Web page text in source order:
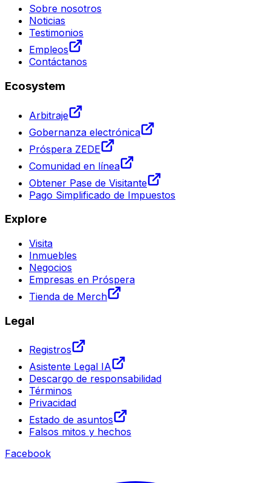
Sobre nosotros
Noticias
Testimonios
Empleos
Contáctanos
Ecosystem
Arbitraje
Gobernanza electrónica
Próspera ZEDE
Comunidad en línea
Obtener Pase de Visitante
Pago Simplificado de Impuestos
Explore
Visita
Inmuebles
Negocios
Empresas en Próspera
Tienda de Merch
Legal
Registros
Asistente Legal IA
Descargo de responsabilidad
Términos
Privacidad
Estado de asuntos
Falsos mitos y hechos
Facebook